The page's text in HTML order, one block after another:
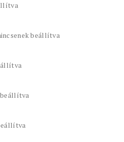
beállítva
beállítva